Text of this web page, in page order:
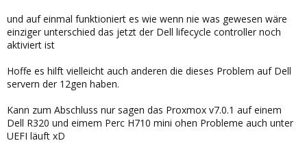
und auf einmal funktioniert es wie wenn nie was gewesen wäre
einziger unterschied das jetzt der Dell lifecycle controller noch
aktiviert ist
Hoffe es hilft vielleicht auch anderen die dieses Problem auf Dell
servern der 12gen haben.
Kann zum Abschluss nur sagen das Proxmox v7.0.1 auf einem
Dell R320 und eimem Perc H710 mini ohen Probleme auch unter
UEFI läuft xD